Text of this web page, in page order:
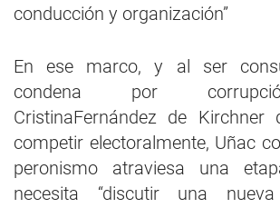
conducción y organización”
En ese marco, y al ser
condena por
CristinaFernández de Kirchner
competir electoralmente, Uñac
peronismo atraviesa una
necesita “discutir una nueva